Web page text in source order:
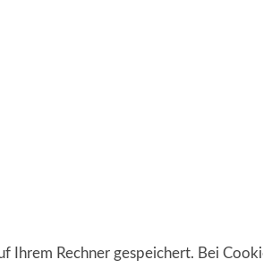
Rechner gespeichert. Bei